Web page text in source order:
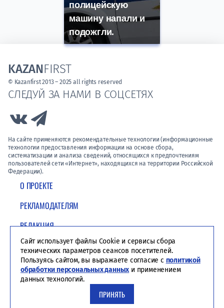
полицейскую
машину напали и
подожгли.
О ПРОЕКТЕ
РЕКЛАМОДАТЕЛЯМ
РЕДАКЦИЯ
ПОЛИТИКА КОНФИДЕНЦИАЛЬНОСТИ
СЛЕДУЙ ЗА НАМИ В СОЦСЕТЯХ
Link to Vk
На сайте применяются рекомендательные технологии (информационные
технологии предоставления информации на основе сбора,
систематизации и анализа сведений, относящихся к предпочтениям
пользователей сети «Интернет», находящихся на территории Российской
Федерации).
KAZANFIRST
© Kazanfirst 2013 – 2025 all rights reserved
Сайт использует файлы Cookie и сервисы сбора
технических параметров сеансов посетителей.
Пользуясь сайтом, вы выражаете согласие с политикой
обработки персональных данных и применением
данных технологий.
ПРИНЯТЬ